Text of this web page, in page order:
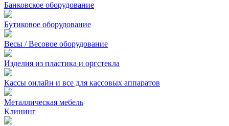
Банковское оборудование
Бутиковое оборудование
Весы / Весовое оборудование
Изделия из пластика и оргстекла
Кассы онлайн и все для кассовых аппаратов
Металлическая мебель
Клининг